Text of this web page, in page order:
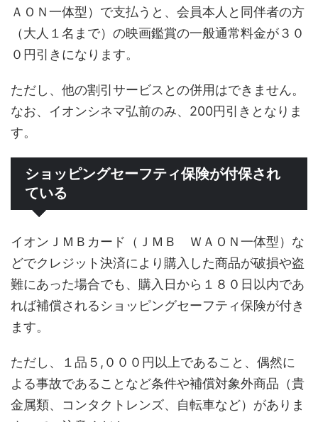
ＡＯＮ一体型）で支払うと、会員本人と同伴者の方
（大人１名まで）の映画鑑賞の一般通常料金が３０
０円引きになります。
ただし、他の割引サービスとの併用はできません。
なお、イオンシネマ弘前のみ、200円引きとなりま
す。
ショッピングセーフティ保険が付保され
ている
イオンＪＭＢカード（ＪＭＢ ＷＡＯＮ一体型）な
どでクレジット決済により購入した商品が破損や盗
難にあった場合でも、購入日から１８０日以内であ
れば補償されるショッピングセーフティ保険が付き
ます。
ただし、１品５,０００円以上であること、偶然に
よる事故であることなど条件や補償対象外商品（貴
金属類、コンタクトレンズ、自転車など）がありま